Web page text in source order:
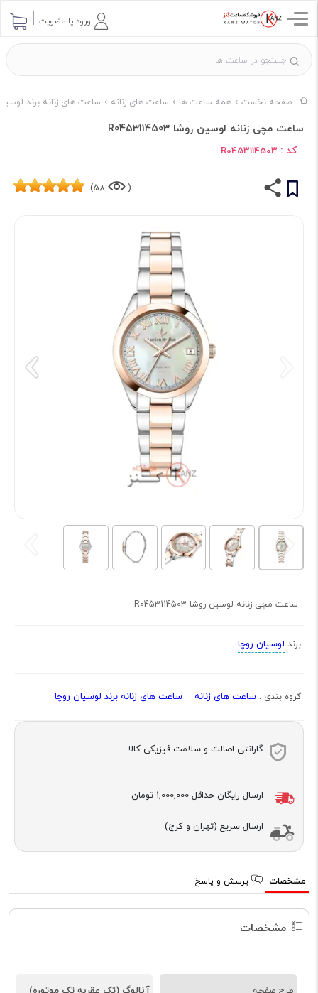
ورود یا عضویت
صفحه نخست همه ساعت ها ساعت های زنانه ساعت های زنانه برند
ساعت مچی زنانه لوسین روشا R0453114503
کد : R0453114503
(
58)
ساعت مچی زنانه لوسین روشا R0453114503
برند لوسیان روچا
گروه بندی : ساعت های زنانه ساعت های زنانه برند لوسیان روچا
گارانتی اصالت و سلامت فیزیکی کالا
ارسال رایگان حداقل 1,000,000 تومان
ارسال سریع (تهران و کرج)
مشخصات پرسش و پاسخ
مشخصات